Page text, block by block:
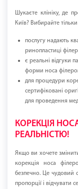
Шукаєте клініку, де
Київ? Вибирайте тільки
послугу надають
ринопластиці
є реальні відгуки
форми носа
для процедури
сертифіковані
для проведення
КОРЕКЦІЯ
РЕАЛЬНІСТЮ!
Якщо ви хочете
корекція носа
безпечно. Це чудовий
пропорції і відчувати